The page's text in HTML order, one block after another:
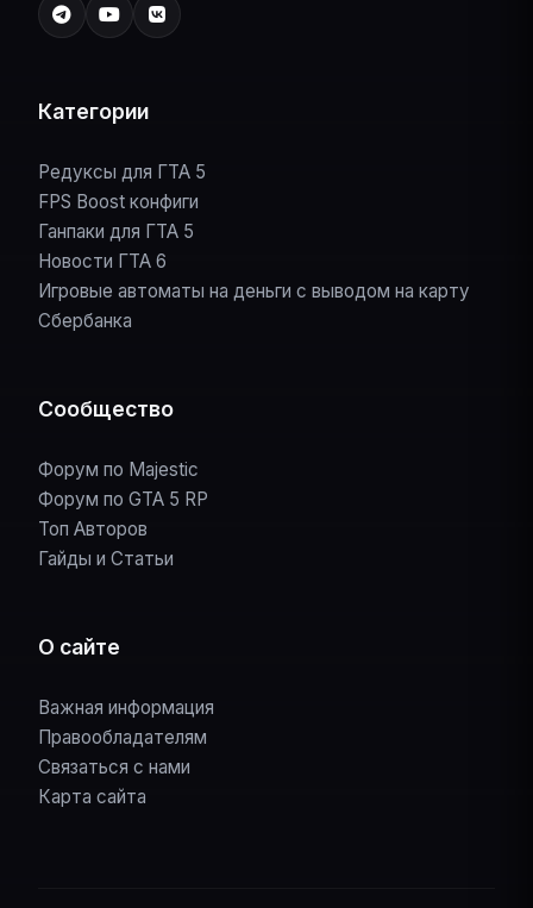
Категории
Редуксы для ГТА 5
FPS Boost конфиги
Ганпаки для ГТА 5
Новости ГТА 6
Игровые автоматы на деньги с выводом на карту
Сбербанка
Сообщество
Форум по Majestic
Форум по GTA 5 RP
Топ Авторов
Гайды и Статьи
О сайте
Важная информация
Правообладателям
Связаться с нами
Карта сайта